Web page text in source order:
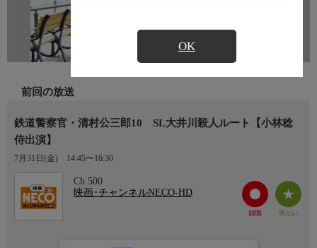
OK
前回の放送
鉄道警察官・清村公三郎10 SL大井川殺人ルート【小林稔
侍出演】
7月31日(金) 14:45〜16:30
Ch.500
映画･チャンネルNECO-HD